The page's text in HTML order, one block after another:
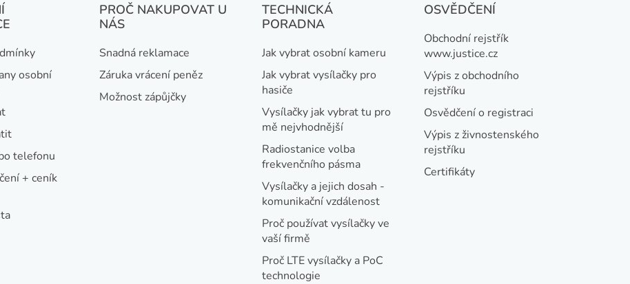
a
c
í
p
r
v
k
y
v
ý
p
i
s
u
osobní
telefonu
+ ceník
PROČ NAKUPOVAT U
NÁS
Snadná reklamace
Záruka vrácení peněz
Možnost zápůjčky
TECHNICKÁ
PORADNA
Jak vybrat osobní kameru
Jak vybrat vysílačky pro
hasiče
Vysílačky jak vybrat tu pro
mě nejvhodnější
Radiostanice volba
frekvenčního pásma
Vysílačky a jejich dosah -
komunikační vzdálenost
Proč používat vysílačky ve
vaší firmě
Proč LTE vysílačky a PoC
technologie
OSVĚDČENÍ
Obchodní rejstřík
www.justice.cz
Výpis z obchodního
rejstříku
Osvědčení o registraci
Výpis z živnostenského
rejstříku
Certifikáty